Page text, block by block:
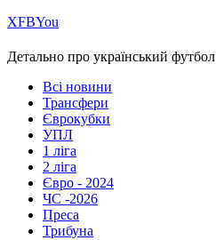
ХFBYou
Детально про український футбол
Всі новини
Трансфери
Єврокубки
УПЛ
1 ліга
2 ліга
Євро - 2024
ЧС -2026
Преса
Трибуна